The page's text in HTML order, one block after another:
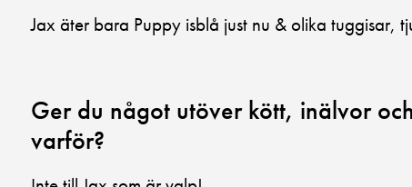
Jax äter bara Puppy isblå just nu & olika tuggisar,
Ger du något utöver kött, inälvor
varför?